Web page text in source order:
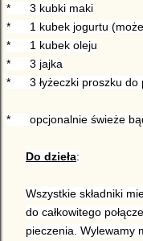
*
3 kubki maki
*
1 kubek jogurtu
*
1 kubek oleju
*
3 jajka
*
3 łyżeczki proszku do
* opcjonalnie świeże
Do dzieła:
Wszystkie składniki
do całkowitego
pieczenia. Wylewamy